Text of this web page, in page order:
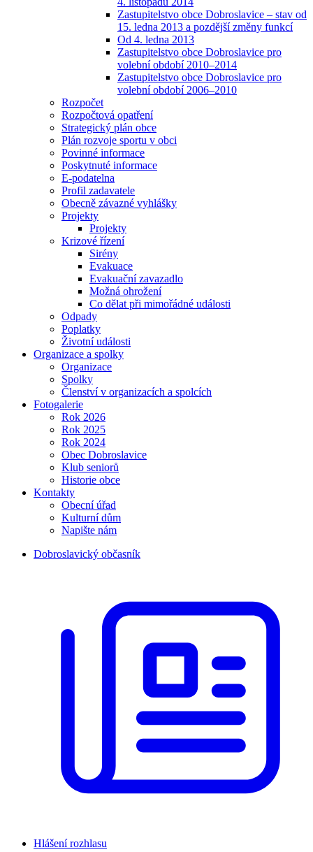
Zastupitelstvo obce Dobroslavice – stav od
15. ledna 2013 a pozdější změny funkcí
Od 4. ledna 2013
Zastupitelstvo obce Dobroslavice pro
volební období 2010–2014
Zastupitelstvo obce Dobroslavice pro
volební období 2006–2010
Rozpočet
Rozpočtová opatření
Strategický plán obce
Plán rozvoje sportu v obci
Povinné informace
Poskytnuté informace
E-podatelna
Profil zadavatele
Obecně závazné vyhlášky
Projekty
Projekty
Krizové řízení
Sirény
Evakuace
Evakuační zavazadlo
Možná ohrožení
Co dělat při mimořádné události
Odpady
Poplatky
Životní události
Organizace a spolky
Organizace
Spolky
Členství v organizacích a spolcích
Fotogalerie
Rok 2026
Rok 2025
Rok 2024
Obec Dobroslavice
Klub seniorů
Historie obce
Kontakty
Obecní úřad
Kulturní dům
Napište nám
Dobroslavický občasník
Hlášení rozhlasu